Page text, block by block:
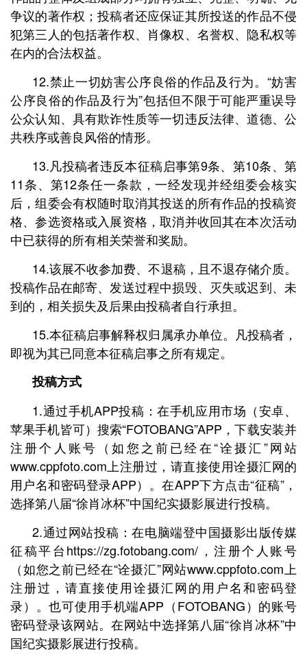
争议的著作权；投稿者还应保证其所投送的作品不侵
犯第三人的包括著作权、肖像权、名誉权、隐私权等
在内的合法权益。
12.禁止一切妨害公序良俗的作品及行为。“妨害
公序良俗的作品及行为”包括但不限于可能严重误导
公众认知、具有欺诈性质等一切违反法律、道德、公
共秩序或善良风俗的情形。
13.凡投稿者违反本征稿启事第9条、第10条、第
11条、第12条任一条款，一经发现并经组委会核实
后，组委会有权随时取消其投送的所有作品的投稿资
格、参选资格或入展资格，取消并收回其在本次活动
中已获得的所有相关荣誉和奖励。
14.该展不收参加费、不退稿，且不退存储介质。
投稿作品在邮寄、发送过程中损毁、灭失或迟到、未
到的，相关损失及后果由投稿者自行承担。
15.本征稿启事解释权归属承办单位。凡投稿者，
即视为其已同意本征稿启事之所有规定。
投稿方式
1.通过手机APP投稿：在手机应用市场（安卓、
苹果手机皆可）搜索“FOTOBANG”APP，下载安装并
注册个人账号（如您之前已经在“诠摄汇”网站
www.cppfoto.com上注册过，请直接使用诠摄汇网的
用户名和密码登录APP）。在APP下方点击“征稿”，
选择第八届“徐肖冰杯”中国纪实摄影展进行投稿。
2.通过网站投稿：在电脑端登中国摄影出版传媒
征稿平台https://zg.fotobang.com/，注册个人账号
（如您之前已经在“诠摄汇”网站www.cppfoto.com上
注册过，请直接使用诠摄汇网的用户名和密码登
录）。也可使用手机端APP（FOTOBANG）的账号
密码登录该网站。在网站中选择第八届“徐肖冰杯”中
国纪实摄影展进行投稿。